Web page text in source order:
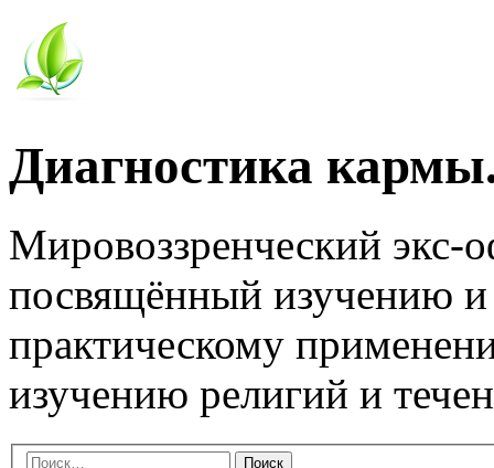
Диагностика
Мировоззренческий
посвящённый изучению
практическому
изучению религий и